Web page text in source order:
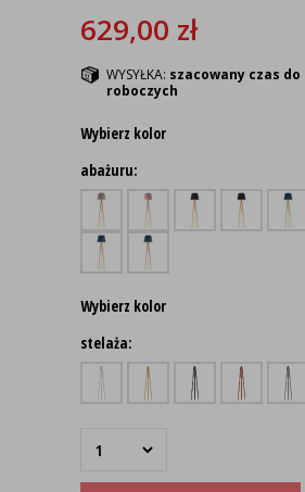
629,00 zł
WYSYŁKA: szacowany czas do
roboczych
Wybierz kolor
abażuru:
Wybierz kolor
stelaża: